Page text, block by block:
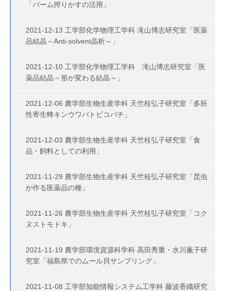
「パーム搾りかすの活用」
2021-12-13 工学部化学物理工学科 滝山博志研究室「医薬
品結晶～Anti-solvent晶析～」
2021-12-10 工学部化学物理工学科 滝山博志研究室「医
薬品結晶～形が変わる結晶～」
2021-12-06 農学部生物生産学科 天竺桂弘子研究室「多胚
性寄生蜂キンウワバトビコバチ」
2021-12-03 農学部生物生産学科 天竺桂弘子研究室「食
品・飼料としての利用」
2021-11-29 農学部生物生産学科 天竺桂弘子研究室「昆虫
が作る医薬品の種」
2021-11-26 農学部生物生産学科 天竺桂弘子研究室「コク
ヌストモドキ」
2021-11-19 農学部環境資源科学科 高田秀重・水川薫子研
究室「福島県でのムール貝サンプリング」
2021-11-08 工学部知能情報システム工学科 藤波香織研究